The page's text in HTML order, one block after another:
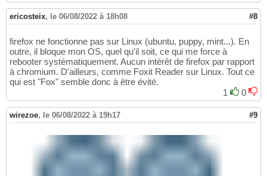
ericosteix, le 06/08/2022 à 18h08 #8
firefox ne fonctionne pas sur Linux (ubuntu, puppy, mint...). En
outre, il bloque mon OS, quel qu'il soit, ce qui me force à
rebooter systématiquement. Aucun intérêt de firefox par rapport
à chromium. D'ailleurs, comme Foxit Reader sur Linux. Tout ce
qui est "Fox" semble donc à être évité.
1
0
wirezoe, le 06/08/2022 à 19h17 #9